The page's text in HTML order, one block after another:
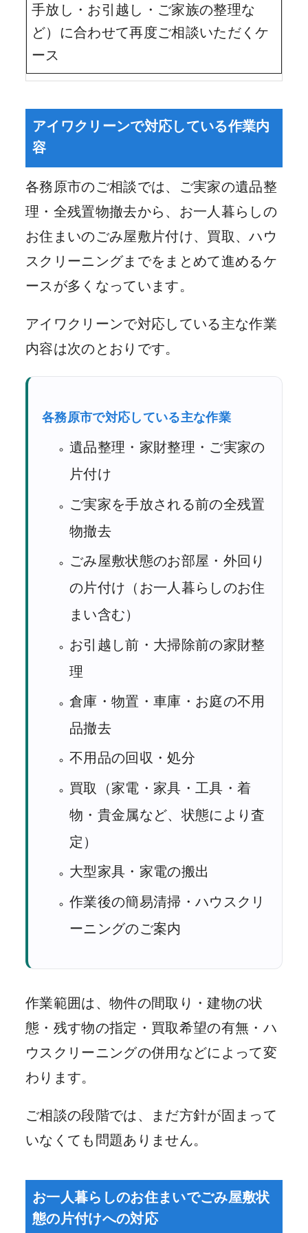
手放し・お引越し・ご家族の整理な
ど）に合わせて再度ご相談いただくケ
ース
アイワクリーンで対応している作業内
容
各務原市のご相談では、ご実家の遺品整
理・全残置物撤去から、お一人暮らしの
お住まいのごみ屋敷片付け、買取、ハウ
スクリーニングまでをまとめて進めるケ
ースが多くなっています。
アイワクリーンで対応している主な作業
内容は次のとおりです。
各務原市で対応している主な作業
遺品整理・家財整理・ご実家の
片付け
ご実家を手放される前の全残置
物撤去
ごみ屋敷状態のお部屋・外回り
の片付け（お一人暮らしのお住
まい含む）
お引越し前・大掃除前の家財整
理
倉庫・物置・車庫・お庭の不用
品撤去
不用品の回収・処分
買取（家電・家具・工具・着
物・貴金属など、状態により査
定）
大型家具・家電の搬出
作業後の簡易清掃・ハウスクリ
ーニングのご案内
作業範囲は、物件の間取り・建物の状
態・残す物の指定・買取希望の有無・ハ
ウスクリーニングの併用などによって変
わります。
ご相談の段階では、まだ方針が固まって
いなくても問題ありません。
お一人暮らしのお住まいでごみ屋敷状
態の片付けへの対応